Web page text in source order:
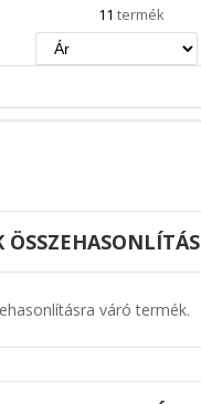
11 termék
ÖSSZEHASONLÍTÁS
váró termék.